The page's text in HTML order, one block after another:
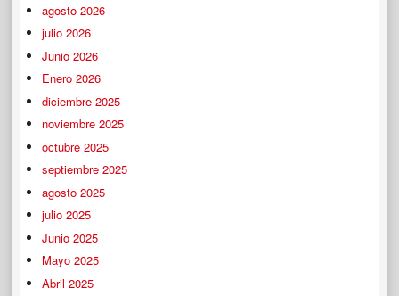
agosto 2026
julio 2026
Junio 2026
Enero 2026
diciembre 2025
noviembre 2025
octubre 2025
septiembre 2025
agosto 2025
julio 2025
Junio 2025
Mayo 2025
Abril 2025